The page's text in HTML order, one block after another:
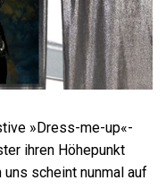
»Dress-me-up«-
ihren Höhepunkt
scheint nunmal auf